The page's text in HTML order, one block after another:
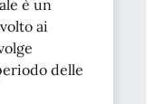
è un
ai
delle